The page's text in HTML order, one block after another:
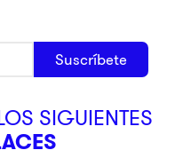
Suscríbete
SIGUIENTES